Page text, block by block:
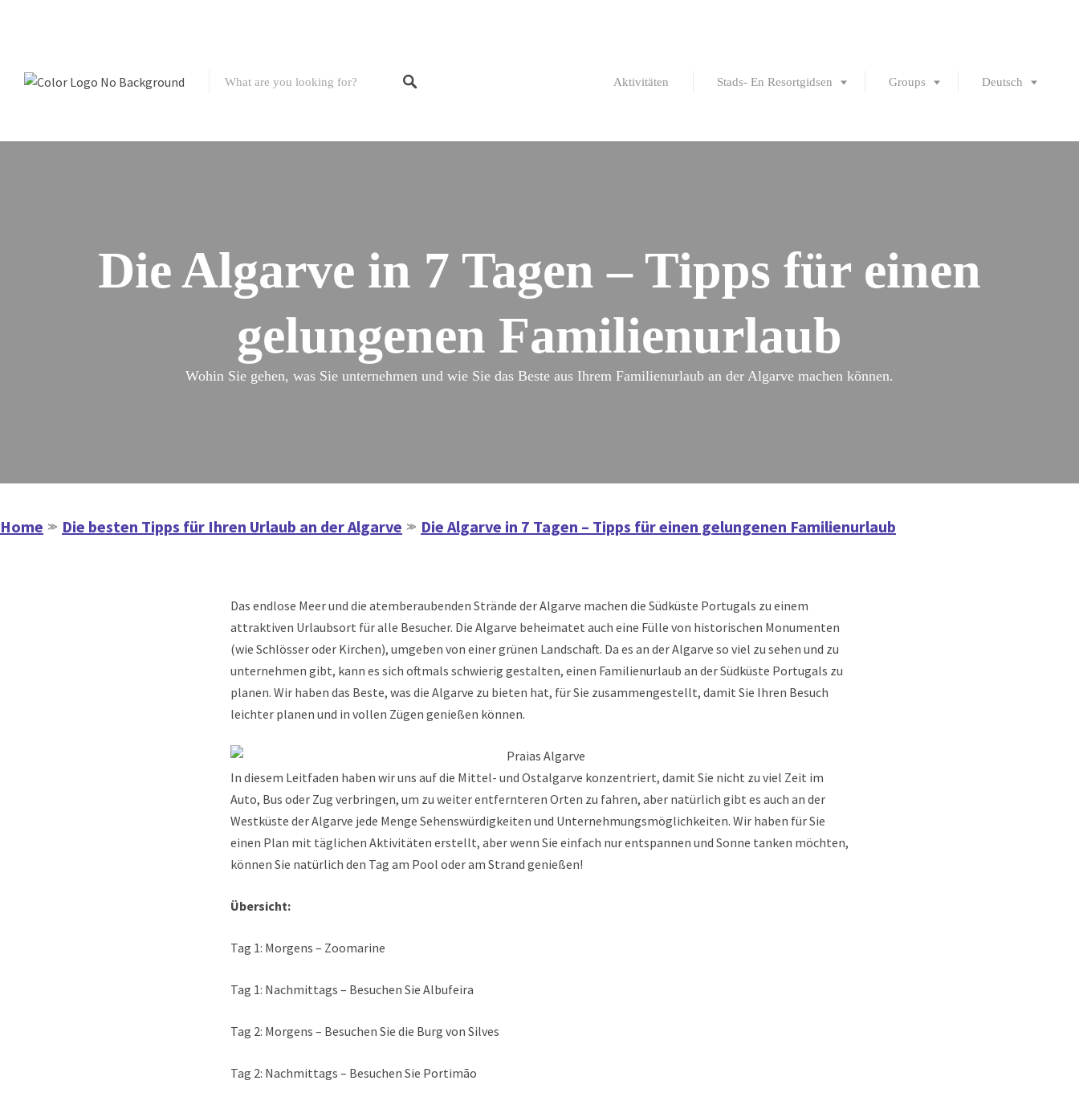
Aktivitäten Stads- En Resortgidsen Groups Deutsch
Die Algarve in 7 Tagen – Tipps für einen
gelungenen Familienurlaub
Wohin Sie gehen, was Sie unternehmen und wie Sie das Beste aus Ihrem Familienurlaub an der Algarve machen können.
Home ≫ Die besten Tipps für Ihren Urlaub an der Algarve ≫ Die Algarve in 7 Tagen – Tipps für einen gelungenen Familienurlaub
Das endlose Meer und die atemberaubenden Strände der Algarve machen die Südküste Portugals zu einem
attraktiven Urlaubsort für alle Besucher. Die Algarve beheimatet auch eine Fülle von historischen Monumenten
(wie Schlösser oder Kirchen), umgeben von einer grünen Landschaft. Da es an der Algarve so viel zu sehen und zu
unternehmen gibt, kann es sich oftmals schwierig gestalten, einen Familienurlaub an der Südküste Portugals zu
planen. Wir haben das Beste, was die Algarve zu bieten hat, für Sie zusammengestellt, damit Sie Ihren Besuch
leichter planen und in vollen Zügen genießen können.
In diesem Leitfaden haben wir uns auf die Mittel- und Ostalgarve konzentriert, damit Sie nicht zu viel Zeit im
Auto, Bus oder Zug verbringen, um zu weiter entfernteren Orten zu fahren, aber natürlich gibt es auch an der
Westküste der Algarve jede Menge Sehenswürdigkeiten und Unternehmungsmöglichkeiten. Wir haben für Sie
einen Plan mit täglichen Aktivitäten erstellt, aber wenn Sie einfach nur entspannen und Sonne tanken möchten,
können Sie natürlich den Tag am Pool oder am Strand genießen!
Übersicht:
Tag 1: Morgens – Zoomarine
Tag 1: Nachmittags – Besuchen Sie Albufeira
Tag 2: Morgens – Besuchen Sie die Burg von Silves
Tag 2: Nachmittags – Besuchen Sie Portimão